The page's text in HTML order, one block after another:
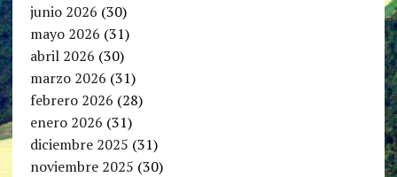
junio 2026 (30)
mayo 2026 (31)
abril 2026 (30)
marzo 2026 (31)
febrero 2026 (28)
enero 2026 (31)
diciembre 2025 (31)
noviembre 2025 (30)